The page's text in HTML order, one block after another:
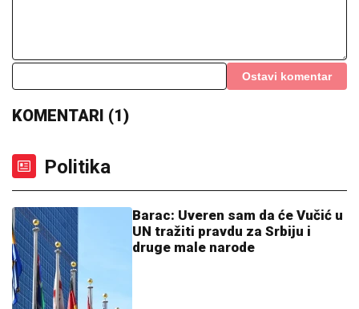
SLAVLJE U DOMU MARIJE KILIBARDE
ćerkice i naslednice Anđelke Prpić: Senja i Čarna se
drže za ruke, da se istopiš
SRPSKOM REPREZENTATIVCU
DEMOLIRAN AUTOSaša Lukić bio u
inostranstvu kada su mu polupana
Nesanica u komšiluku: Zbog čega